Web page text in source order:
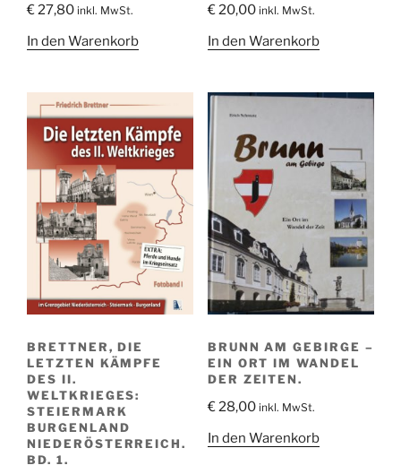
€27,80 inkl. MwSt.
In den Warenkorb
€20,00 inkl. MwSt.
In den Warenkorb
BRETTNER, DIE
LETZTEN KÄMPFE
DES II.
WELTKRIEGES:
STEIERMARK
BURGENLAND
NIEDERÖSTERREICH.
BD. 1.
BRUNN AM GEBIRGE –
EIN ORT IM WANDEL
DER ZEITEN.
€28,00 inkl. MwSt.
In den Warenkorb